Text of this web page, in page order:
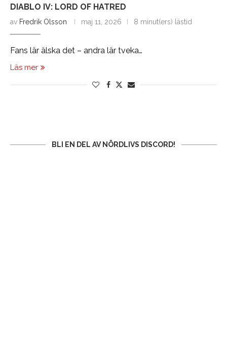
DIABLO IV: LORD OF HATRED
av Fredrik Olsson maj 11, 2026 8 minut(ers) lästid
Fans lär älska det – andra lär tveka…
Läs mer
BLI EN DEL AV NÖRDLIVS DISCORD!